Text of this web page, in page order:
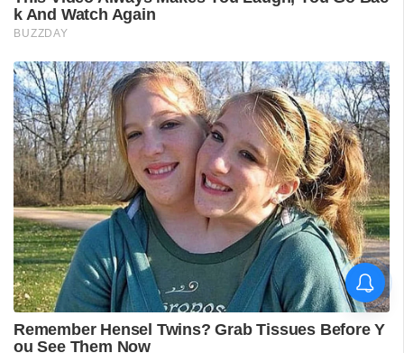
പുനലൂർ ആശുപത്രിയിലെ
സ്വീകരണം;
രോഗികൾക്കുണ്ടായ
ബുദ്ധിമുട്ടിൽ
ആരോഗ്യമന്ത്രിയുടെ